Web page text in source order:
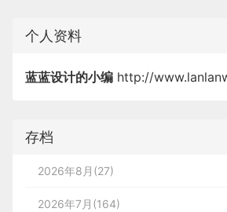
个人资料
蓝蓝设计的小编 http://
存档
2026年8月(27)
2026年7月(164)